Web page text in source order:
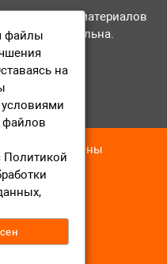
материалов
обязательна.
права защищены
файлы
на
файлов
Политикой